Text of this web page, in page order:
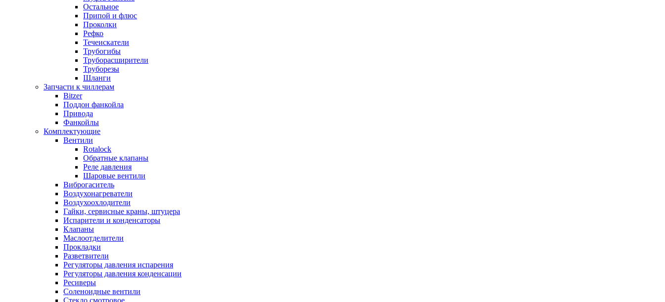
Остальное
Припой и флюс
Проколки
Рефко
Течеискатели
Трубогибы
Труборасширители
Труборезы
Шланги
Запчасти к чиллерам
Bitzer
Поддон фанкойла
Привода
Фанкойлы
Комплектующие
Вентили
Rotalock
Обратные клапаны
Реле давления
Шаровые вентили
Виброгаситель
Воздухонагреватели
Воздухоохлодители
Гайки, сервисные краны, штуцера
Испарители и конденсаторы
Клапаны
Маслоотделители
Прокладки
Разветвители
Регуляторы давления испарения
Регуляторы давления конденсации
Ресиверы
Соленоидные вентили
Стекло смотровое